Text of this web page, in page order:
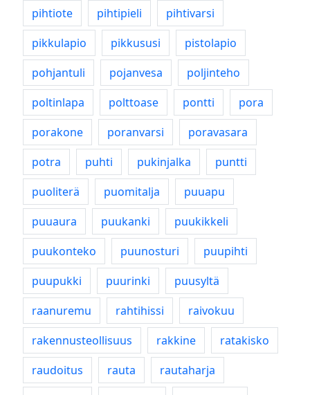
pihtiote
pihtipieli
pihtivarsi
pikkulapio
pikkususi
pistolapio
pohjantuli
pojanvesa
poljinteho
poltinlapa
polttoase pontti
pora
porakone
poranvarsi
poravasara
potra
puhti pukinjalka
puntti
puoliterä
puomitalja
puuapu
puuaura
puukanki
puukikkeli
puukonteko
puunosturi
puupihti
puupukki
puurinki
puusyltä
raanuremu
rahtihissi
raivokuu
rakennusteollisuus
rakkine
ratakisko
raudoitus
rauta
rautaharja